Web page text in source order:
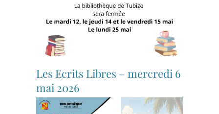
Les Ecrits Libres – mercredi 6
mai 2026